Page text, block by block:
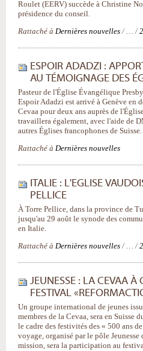
Roulet (EERV) succède à Christine
présidence du conseil.
Rattaché à Dernières nouvelles /…/
ESPOIR ADADZI :
AU TÉMOIGNAGE DES
Pasteur de l'Église Évangélique
Espoir Adadzi est arrivé à Genève en
Cevaa pour deux ans auprès de
travaillera également, avec l'aide de
autres Églises francophones de
Rattaché à Dernières nouvelles
ITALIE : L'EGLISE
PELLICE
À Torre Pellice, dans la province de
jusqu'au 29 août le synode des
en Italie.
Rattaché à Dernières nouvelles /…/
JEUNESSE : LA CEVAA À
FESTIVAL
Un groupe international de jeunes
membres de la Cevaa, sera en Suisse
le cadre des festivités des « 500 ans
voyage, organisé par le pôle
mission, sera la participation au